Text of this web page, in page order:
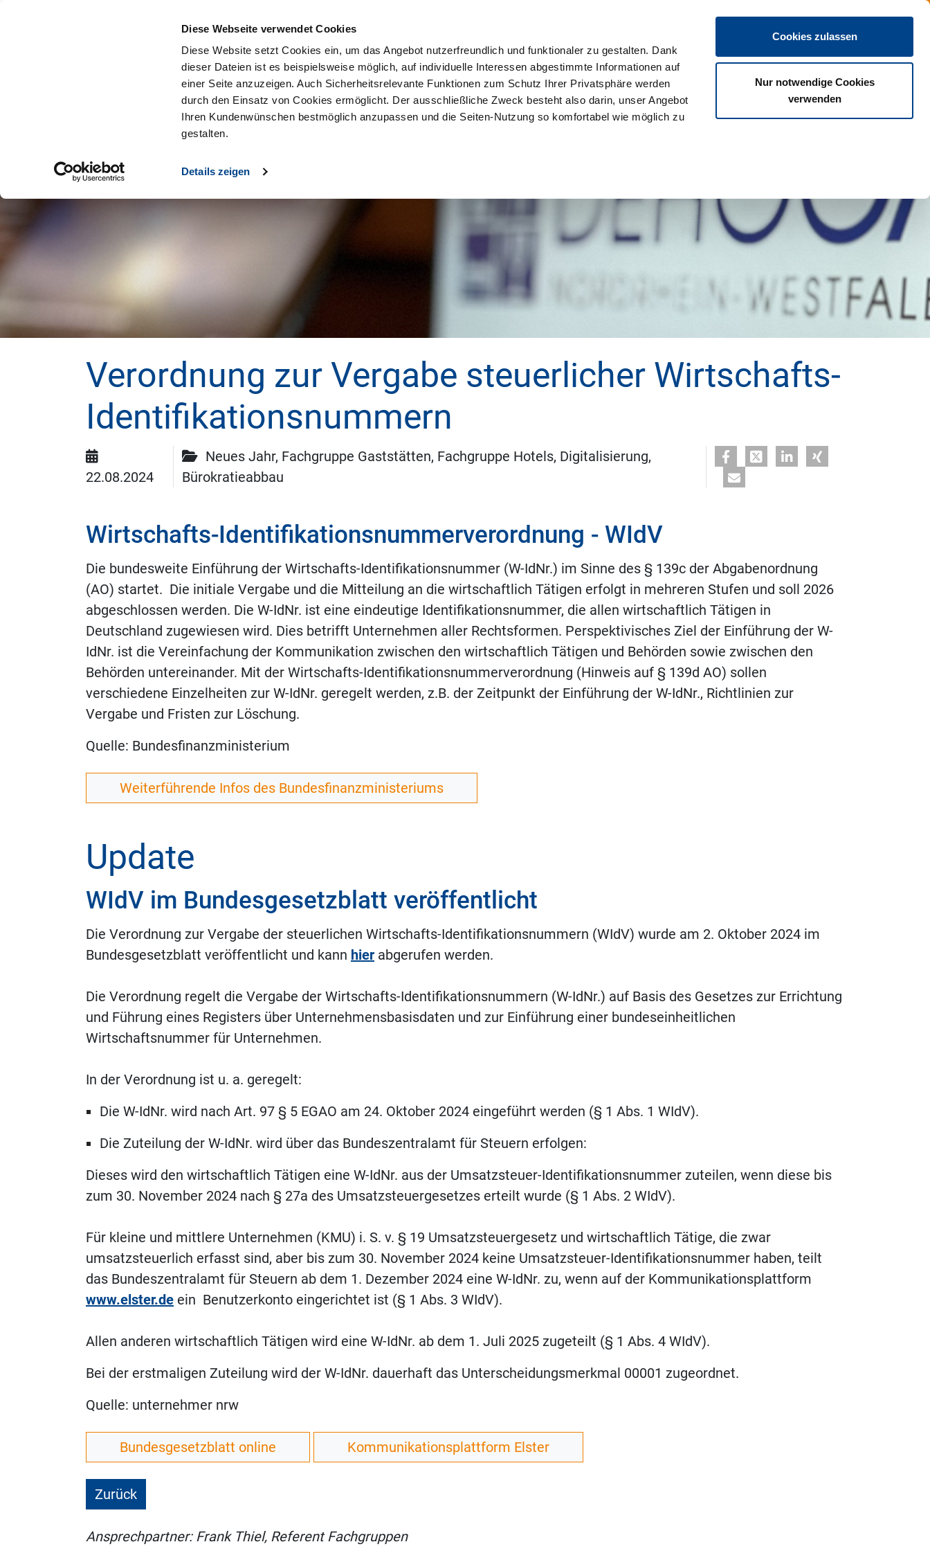
Diese Webseite verwendet Cookies
Diese Website setzt Cookies ein, um das Angebot nutzerfreundlich und funktionaler zu gestalten. Dank
dieser Dateien ist es beispielsweise möglich, auf individuelle Interessen abgestimmte Informationen auf
einer Seite anzuzeigen. Auch Sicherheitsrelevante Funktionen zum Schutz Ihrer Privatsphäre werden
durch den Einsatz von Cookies ermöglicht. Der ausschließliche Zweck besteht also darin, unser Angebot
Ihren Kundenwünschen bestmöglich anzupassen und die Seiten-Nutzung so komfortabel wie möglich zu
gestalten.
Details zeigen
Cookies zulassen
Nur notwendige Cookies
verwenden
Verordnung zur Vergabe steuerlicher Wirtschafts-
Identifikationsnummern
22.08.2024
Neues Jahr, Fachgruppe Gaststätten, Fachgruppe Hotels, Digitalisierung,
Bürokratieabbau
Wirtschafts-Identifikationsnummerverordnung - WIdV
Die bundesweite Einführung der Wirtschafts-Identifikationsnummer (W-IdNr.) im Sinne des § 139c der Abgabenordnung
(AO) startet. Die initiale Vergabe und die Mitteilung an die wirtschaftlich Tätigen erfolgt in mehreren Stufen und soll 2026
abgeschlossen werden. Die W-IdNr. ist eine eindeutige Identifikationsnummer, die allen wirtschaftlich Tätigen in
Deutschland zugewiesen wird. Dies betrifft Unternehmen aller Rechtsformen. Perspektivisches Ziel der Einführung der W-
IdNr. ist die Vereinfachung der Kommunikation zwischen den wirtschaftlich Tätigen und Behörden sowie zwischen den
Behörden untereinander. Mit der Wirtschafts-Identifikationsnummerverordnung (Hinweis auf § 139d AO) sollen
verschiedene Einzelheiten zur W-IdNr. geregelt werden, z.B. der Zeitpunkt der Einführung der W-IdNr., Richtlinien zur
Vergabe und Fristen zur Löschung.
Quelle: Bundesfinanzministerium
Weiterführende Infos des Bundesfinanzministeriums
Update
WIdV im Bundesgesetzblatt veröffentlicht
Die Verordnung zur Vergabe der steuerlichen Wirtschafts-Identifikationsnummern (WIdV) wurde am 2. Oktober 2024 im
Bundesgesetzblatt veröffentlicht und kann hier abgerufen werden.
Die Verordnung regelt die Vergabe der Wirtschafts-Identifikationsnummern (W-IdNr.) auf Basis des Gesetzes zur Errichtung
und Führung eines Registers über Unternehmensbasisdaten und zur Einführung einer bundeseinheitlichen
Wirtschaftsnummer für Unternehmen.
In der Verordnung ist u. a. geregelt:
Die W-IdNr. wird nach Art. 97 § 5 EGAO am 24. Oktober 2024 eingeführt werden (§ 1 Abs. 1 WIdV).
Die Zuteilung der W-IdNr. wird über das Bundeszentralamt für Steuern erfolgen:
Dieses wird den wirtschaftlich Tätigen eine W-IdNr. aus der Umsatzsteuer-Identifikationsnummer zuteilen, wenn diese bis
zum 30. November 2024 nach § 27a des Umsatzsteuergesetzes erteilt wurde (§ 1 Abs. 2 WIdV).
Für kleine und mittlere Unternehmen (KMU) i. S. v. § 19 Umsatzsteuergesetz und wirtschaftlich Tätige, die zwar
umsatzsteuerlich erfasst sind, aber bis zum 30. November 2024 keine Umsatzsteuer-Identifikationsnummer haben, teilt
das Bundeszentralamt für Steuern ab dem 1. Dezember 2024 eine W-IdNr. zu, wenn auf der Kommunikationsplattform
www.elster.de ein Benutzerkonto eingerichtet ist (§ 1 Abs. 3 WIdV).
Allen anderen wirtschaftlich Tätigen wird eine W-IdNr. ab dem 1. Juli 2025 zugeteilt (§ 1 Abs. 4 WIdV).
Bei der erstmaligen Zuteilung wird der W-IdNr. dauerhaft das Unterscheidungsmerkmal 00001 zugeordnet.
Quelle: unternehmer nrw
Bundesgesetzblatt online Kommunikationsplattform Elster
Zurück
Ansprechpartner: Frank Thiel, Referent Fachgruppen